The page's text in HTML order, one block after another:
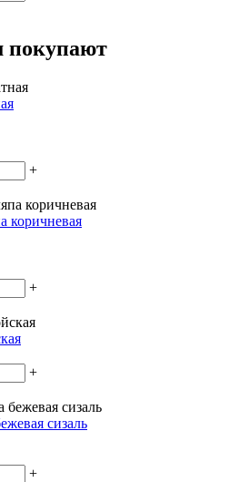
покупают
+
коричневая
+
+
сизаль
+